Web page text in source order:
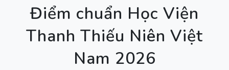
Điểm chuẩn Học Viện
Thanh Thiếu Niên Việt
Nam 2026